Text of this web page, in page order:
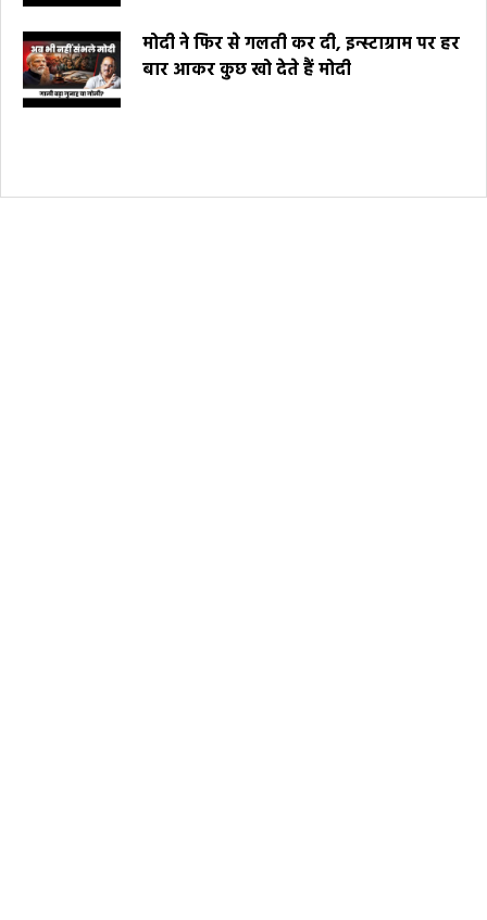
मोदी ने फिर से गलती कर दी, इन्स्टाग्राम पर हर
बार आकर कुछ खो देते हैं मोदी